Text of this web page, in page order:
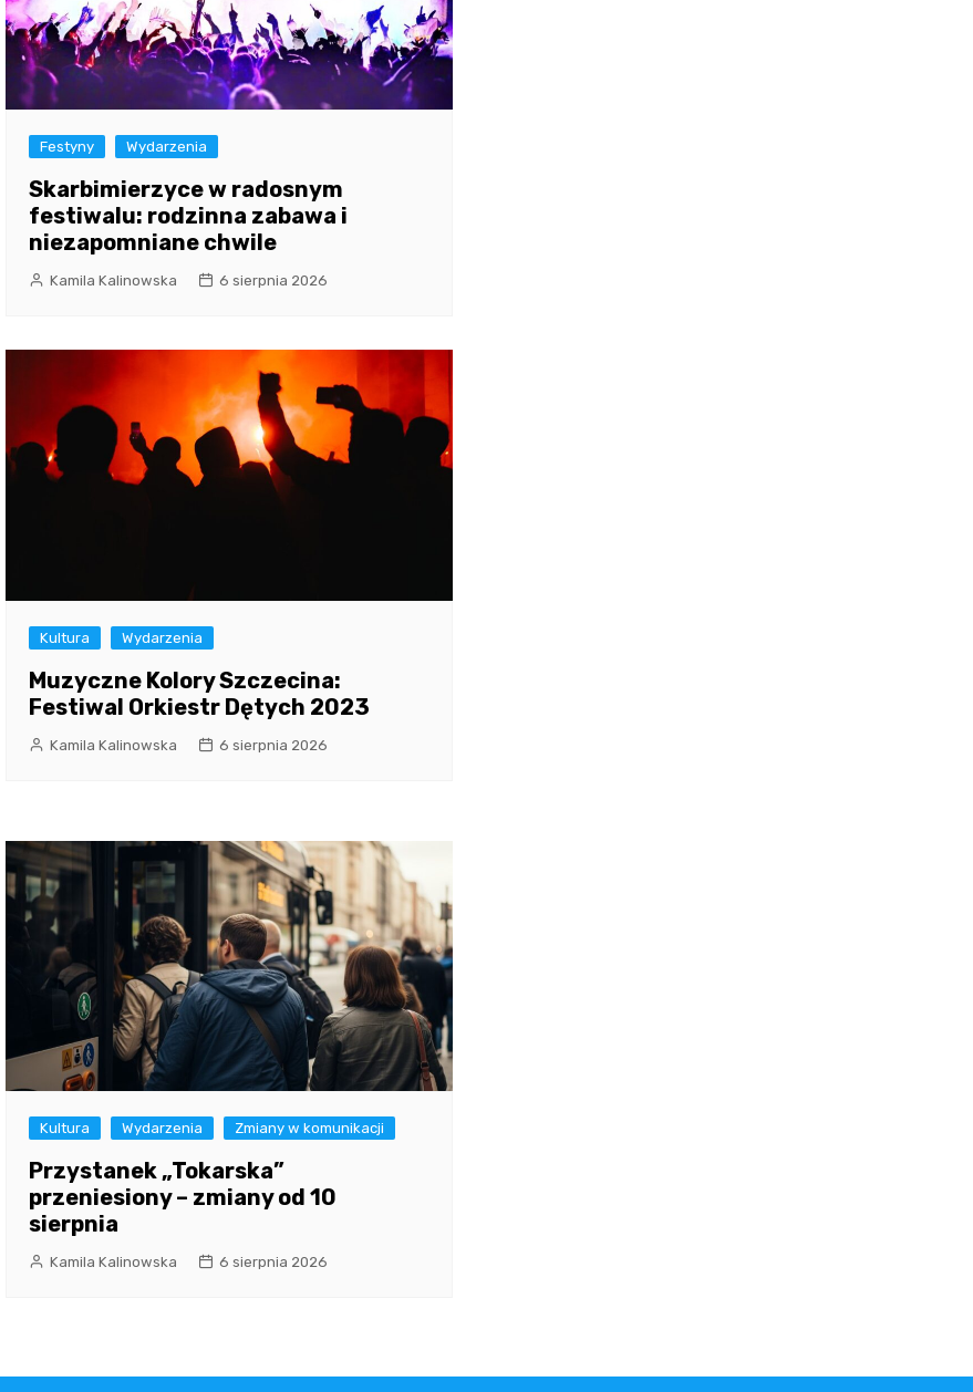
Festyny Wydarzenia
Skarbimierzyce w radosnym
festiwalu: rodzinna zabawa i
niezapomniane chwile
Kamila Kalinowska 6 sierpnia 2026
Kultura Wydarzenia
Muzyczne Kolory Szczecina:
Festiwal Orkiestr Dętych 2023
Kamila Kalinowska 6 sierpnia 2026
Kultura Wydarzenia Zmiany w komunikacji
Przystanek „Tokarska”
przeniesiony – zmiany od 10
sierpnia
Kamila Kalinowska 6 sierpnia 2026